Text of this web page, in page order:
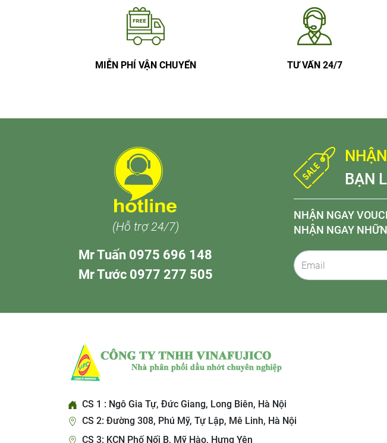
MIỄN PHÍ VẬN CHUYỂN TƯ VẤN 24/7
(Hỗ trợ 24/7)
Mr Tuấn 0975 696 148
Mr Tước 0977 277 505
BẠN
NHẬN NGAY
NHẬN NGAY
CS 1 : Ngô Gia Tự, Đức Giang, Long Biên, Hà Nội
CS 2: Đường 308, Phú Mỹ, Tự Lập, Mê Linh, Hà Nội
CS 3: KCN Phố Nối B, Mỹ Hào, Hưng Yên